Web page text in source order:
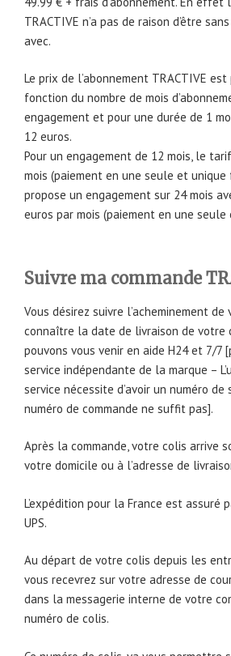
TRACTIVE n’a pas de raison d’être
avec.
Le prix de l’abonnement TRACTIVE
fonction du nombre de mois
engagement et pour une durée de 1
12 euros.
Pour un engagement de 12 mois, le
mois (paiement en une seule et unique
propose un engagement sur 24 mois
euros par mois (paiement en une
Suivre ma commande
Vous désirez suivre l’acheminement de
connaître la date de livraison de votre
pouvons vous venir en aide H24 et 7/7
service indépendante de la marque –
service nécessite d’avoir un numéro de
numéro de commande ne suffit pas].
Après la commande, votre colis arrive
votre domicile ou à l’adresse de
L’expédition pour la France est assuré
UPS.
Au départ de votre colis depuis les
vous recevrez sur votre adresse de
dans la messagerie interne de votre
numéro de colis.